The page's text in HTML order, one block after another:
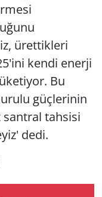
ürettikleri
kendi enerji
Bu
güçlerinin
santral tahsisi
dedi.